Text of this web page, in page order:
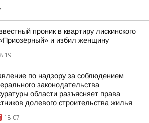
проник в квартиру лискинского
и избил женщину
по надзору за соблюдением
законодательства
области разъясняет права
долевого строительства жилья
18:07